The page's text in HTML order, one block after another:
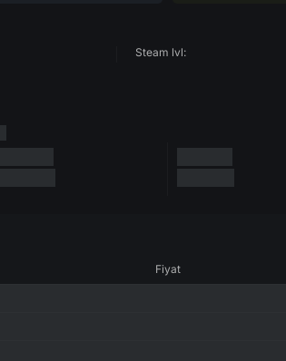
Steam lvl:
Fiyat